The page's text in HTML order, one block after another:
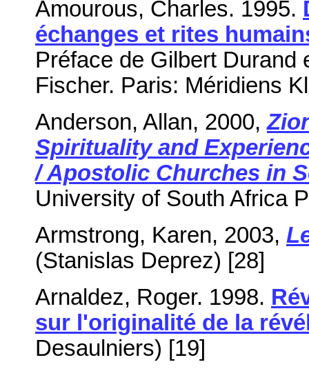
Amourous, Charles. 1995.
échanges et rites
Préface de Gilbert Durand
Fischer. Paris: Méridiens
Anderson, Allan, 2000,
Spirituality and
/ Apostolic Churches in
University of South Africa
Armstrong, Karen, 2003,
(Stanislas Deprez) [28]
Arnaldez, Roger. 1998.
sur l'originalité de la
Desaulniers) [19]